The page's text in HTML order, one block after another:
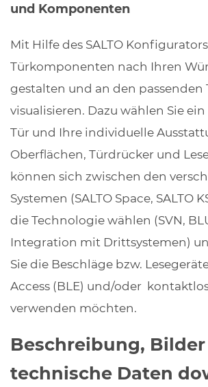
und Komponenten
Mit Hilfe des SALTO
Türkomponenten nach Ihren
gestalten und an den passenden
visualisieren. Dazu wählen Sie
Tür und Ihre individuelle
Oberflächen, Türdrücker und
können sich zwischen den
Systemen (SALTO Space, SALTO
die Technologie wählen (SVN,
Integration mit Drittsystemen)
Sie die Beschläge bzw.
Access (BLE) und/oder
verwenden möchten.
Beschreibung,
technische Daten